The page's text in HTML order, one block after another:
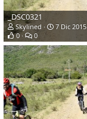
_DSC0321
Skylined
7 Dic 2015
0
0